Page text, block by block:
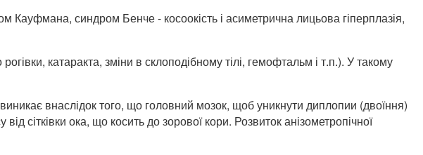
синдром Бенче - косоокість і асиметрична лицьова гіперплазія,
катаракта, зміни в склоподібному тілі, гемофтальм і т.п.). У такому
внаслідок того, що головний мозок, щоб уникнути диплопии (двоїння)
сітківки ока, що косить до зорової кори. Розвиток анізометропічної